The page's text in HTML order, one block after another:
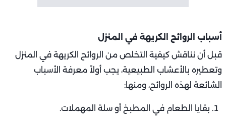
أسباب الروائح الكريهة في المنزل
قبل أن نناقش كيفية التخلص من الروائح الكريهة في المنزل
وتعطيره بالأعشاب الطبيعية، يجب أولاً معرفة الأسباب
الشائعة لهذه الروائح، ومنها:
بقايا الطعام في المطبخ أو سلة المهملات.